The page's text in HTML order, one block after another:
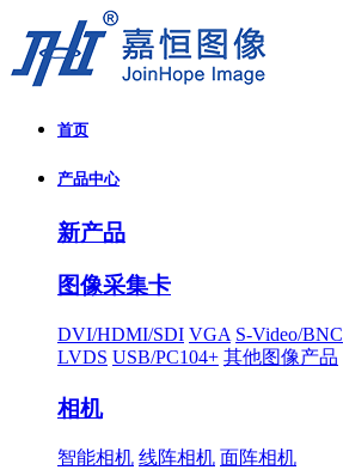
首页
产品中心
新产品
图像采集卡
DVI/HDMI/SDI VGA S-Video/BNC
LVDS USB/PC104+ 其他图像产品
相机
智能相机 线阵相机 面阵相机